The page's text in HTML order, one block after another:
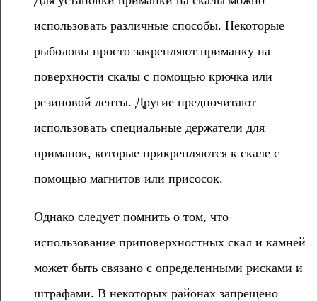
использовать различные способы. Некоторые
рыболовы просто закрепляют приманку на
поверхности скалы с помощью крючка или
резиновой ленты. Другие предпочитают
использовать специальные держатели для
приманок, которые прикрепляются к скале с
помощью магнитов или присосок.
Однако следует помнить о том, что
использование приповерхностных скал и камней
может быть связано с определенными рисками и
штрафами. В некоторых районах запрещено